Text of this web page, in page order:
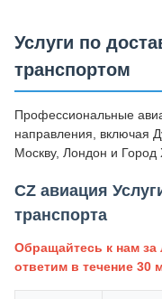
Услуги по
транспортом
Профессиональные
направления, включая
Москву, Лондон и Город
CZ авиация
транспорта
Обращайтесь к нам
ответим в течение 30